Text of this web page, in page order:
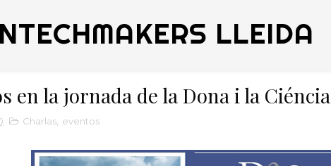
LLEIDA
en la jornada de la Dona i la Ciéncia
Charlas eventos